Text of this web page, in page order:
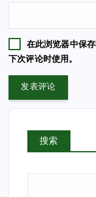
在此浏览器中保
下次评论时使用。
搜索